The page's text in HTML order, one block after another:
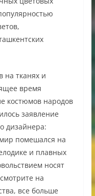
на тканях и
время
костюмов народов
заявление
дизайнера:
помешался на
и плавных
носят
на
все больше